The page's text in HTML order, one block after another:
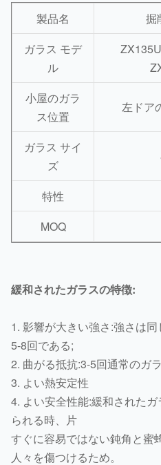
製品名
掘
ガラス モデ
ル
小屋のガラ
ス位置
左ドア
ガラス サイ
ズ
特性
MOQ
緩和されたガラスの特徴:
1. 影響が大きい強さ:強さは
5-8回である;
2. 曲がる抵抗:3-5回通常のガ
3. よい熱安定性
4. よい安全性能:緩和された
られる時、片
すぐに容易ではない鈍角と蜜
人々を傷つけるため。